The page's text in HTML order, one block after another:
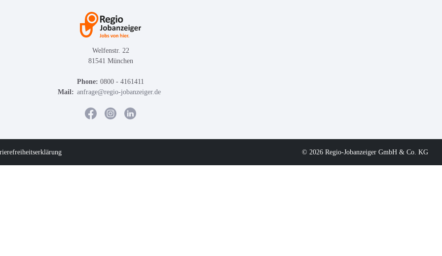
Welfenstr. 22
81541 München
Phone: 0800 - 4161411
Mail: anfrage@regio-jobanzeiger.de
© 2026 Regio-Jobanzeiger GmbH & Co. KG